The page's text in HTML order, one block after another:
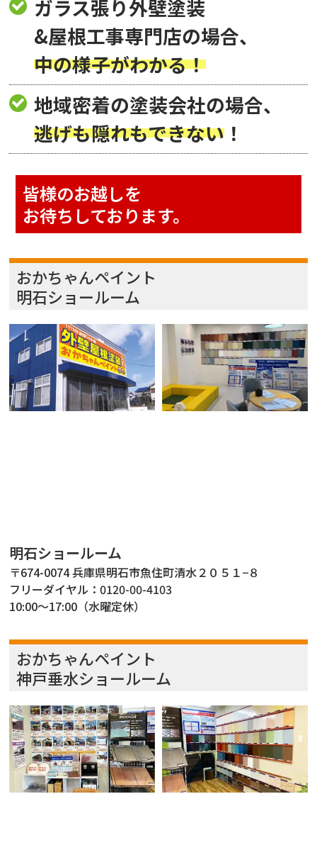
ガラス張り外壁塗装
&屋根工事専門店の場合、
中の様子がわかる！
地域密着の塗装会社の場合、
逃げも隠れもできない ！
皆様のお越しを
お待ちしております。
おかちゃんペイント
明石ショールーム
明石ショールーム
〒674-0074 兵庫県明石市魚住町清水２０５１−８
フリーダイヤル：0120-00-4103
10:00～17:00（水曜定休）
おかちゃんペイント
神戸垂水ショールーム